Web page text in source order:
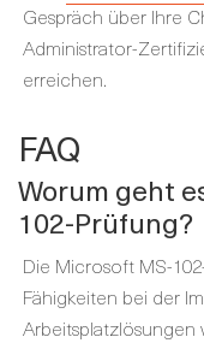
Gespräch über Ihre
Administrator-
erreichen.
FAQ
Worum geht
102-Prüfung?
Die Microsoft MS-
Fähigkeiten bei der